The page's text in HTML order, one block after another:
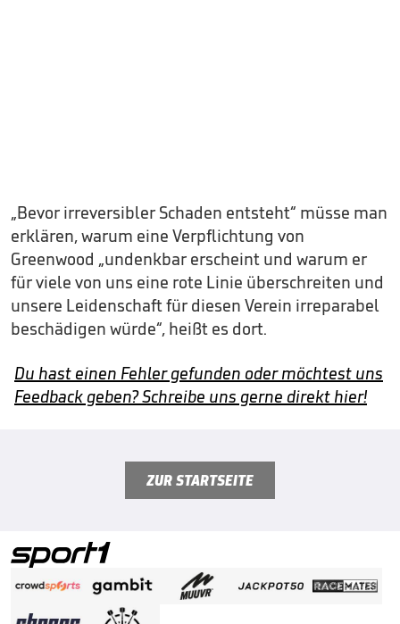
„Bevor irreversibler Schaden entsteht“ müsse man
erklären, warum eine Verpflichtung von
Greenwood „undenkbar erscheint und warum er
für viele von uns eine rote Linie überschreiten und
unsere Leidenschaft für diesen Verein irreparabel
beschädigen würde“, heißt es dort.
Du hast einen Fehler gefunden oder möchtest uns
Feedback geben? Schreibe uns gerne direkt hier!
ZUR STARTSEITE